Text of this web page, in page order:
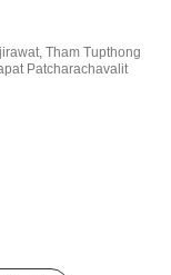
,Tham Tupthong
Patcharachavalit